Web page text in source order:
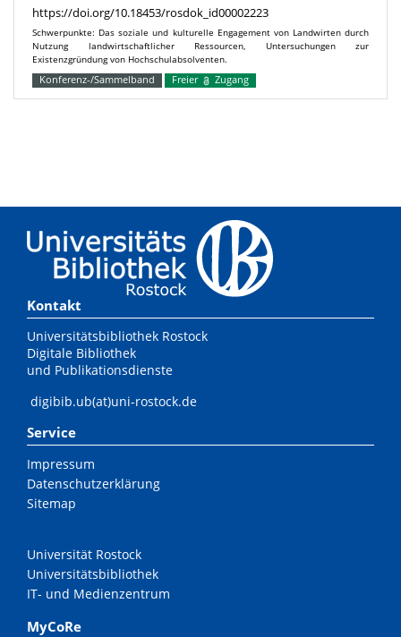
https://doi.org/10.18453/rosdok_id00002223
Schwerpunkte: Das soziale und kulturelle Engagement von Landwirten durch
Nutzung landwirtschaftlicher Ressourcen, Untersuchungen zur
Existenzgründung von Hochschulabsolventen.
Konferenz-/Sammelband Freier Zugang
Kontakt
Universitätsbibliothek Rostock
Digitale Bibliothek
und Publikationsdienste
digibib.ub(at)uni-rostock.de
Service
Impressum
Datenschutzerklärung
Sitemap
Universität Rostock
Universitätsbibliothek
IT- und Medienzentrum
MyCoRe